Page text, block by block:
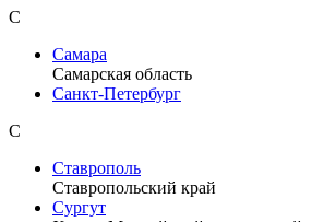
С
Самара
Самарская область
Санкт-Петербург
С
Ставрополь
Ставропольский край
Сургут